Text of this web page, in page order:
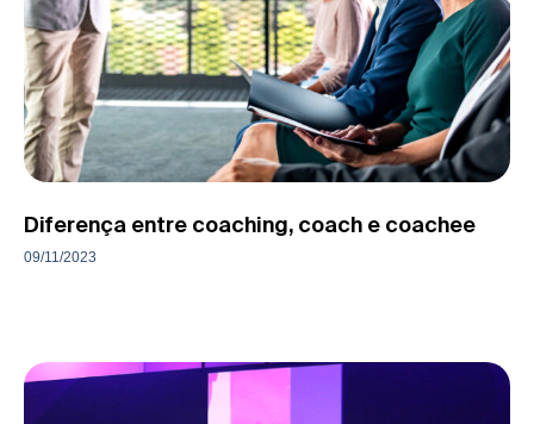
Diferença entre coaching, coach e coachee
09/11/2023